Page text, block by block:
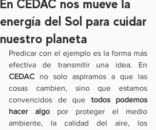
En CEDAC nos mueve la
energía del Sol para cuidar
nuestro planeta
Predicar con el ejemplo es la forma más
CEDAC no solo aspiramos a que las
cosas cambien, sino que estamos
convencidos de que todos podemos
hacer algo por proteger el medio
ambiente, la calidad del aire, los